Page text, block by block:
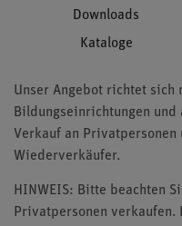
Downloads
Kataloge
Unser Angebot richtet sich
Bildungseinrichtungen
Verkauf an
Wiederverkäufer.
HINWEIS: Bitte beachten
Privatpersonen verkaufen.